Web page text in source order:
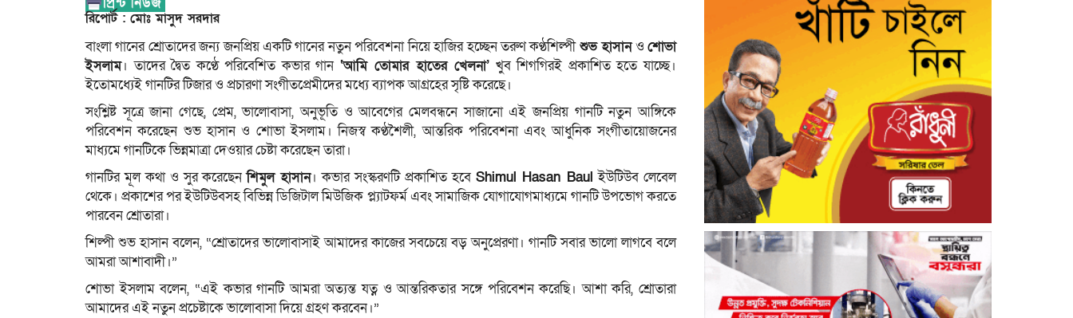
রিপোর্ট : মোঃ মাসুদ সরদার
বাংলা গানের শ্রোতাদের জন্য জনপ্রিয় একটি গানের নতুন পরিবেশনা নিয়ে হাজির হচ্ছেন তরুণ কণ্ঠশিল্পীশুভ হাসানওশোভা
ইসলাম। তাদের দ্বৈত কণ্ঠে পরিবেশিত কভার গান ‘আমি তোমার হাতের খেলনা’ খুব শিগগিরই প্রকাশিত হতে যাচ্ছে।
ইতোমধ্যেই গানটির টিজার ও প্রচারণা সংগীতপ্রেমীদের মধ্যে ব্যাপক আগ্রহের সৃষ্টি করেছে।
সংশ্লিষ্ট সূত্রে জানা গেছে, প্রেম, ভালোবাসা, অনুভূতি ও আবেগের মেলবন্ধনে সাজানো এই জনপ্রিয় গানটি নতুন আঙ্গিকে
পরিবেশন করেছেন শুভ হাসান ও শোভা ইসলাম। নিজস্ব কণ্ঠশৈলী, আন্তরিক পরিবেশনা এবং আধুনিক সংগীতায়োজনের
মাধ্যমে গানটিকে ভিন্নমাত্রা দেওয়ার চেষ্টা করেছেন তারা।
গানটির মূল কথা ও সুর করেছেনশিমুল হাসান। কভার সংস্করণটি প্রকাশিত হবে Shimul Hasan Baul ইউটিউব লেবেল
থেকে। প্রকাশের পর ইউটিউবসহ বিভিন্ন ডিজিটাল মিউজিক প্ল্যাটফর্ম এবং সামাজিক যোগাযোগমাধ্যমে গানটি উপভোগ করতে
পারবেন শ্রোতারা।
শিল্পী শুভ হাসান বলেন, “শ্রোতাদের ভালোবাসাই আমাদের কাজের সবচেয়ে বড় অনুপ্রেরণা। গানটি সবার ভালো লাগবে বলে
আমরা আশাবাদী।”
শোভা ইসলাম বলেন, “এই কভার গানটি আমরা অত্যন্ত যত্ন ও আন্তরিকতার সঙ্গে পরিবেশন করেছি। আশা করি, শ্রোতারা
আমাদের এই নতুন প্রচেষ্টাকে ভালোবাসা দিয়ে গ্রহণ করবেন।”
গৌরনদীতে জেল থেকে বেরিয়েই ফের
বেপরোয়া ইয়াবা ব্যবসা, হোম
ডেলিভারির অভিযোগ—প্রতিবেদককে
স্বাবলম্বী জীবনের পথে ১২৬ অসচ্ছল
নারী, রাণীশংকৈলে সেলাই মেশিন
বিতরণ